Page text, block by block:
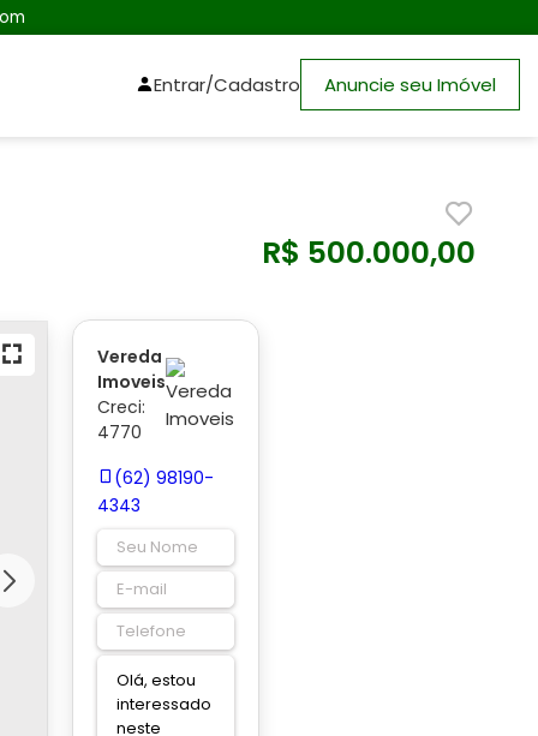
Entrar/Cadastro Anuncie seu Imóvel
R$ 500.000,00
Vereda
Imoveis
Creci:
4770
(62) 98190-
4343